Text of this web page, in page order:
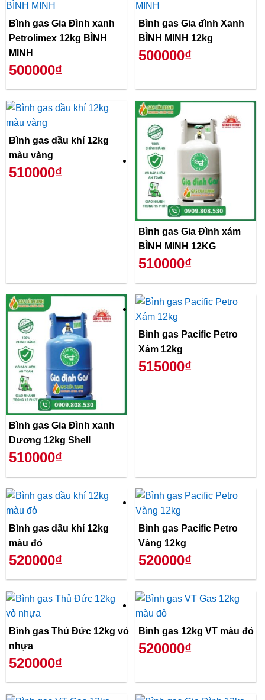
Bình gas Gia Đình xanh
Petrolimex 12kg BÌNH
MINH
500000₫
Bình gas Gia đình Xanh
BÌNH MINH 12kg
500000₫
Bình gas dầu khí 12kg
màu vàng
510000₫
Bình gas Gia Đình xám
BÌNH MINH 12KG
510000₫
Bình gas Gia Đình xanh
Dương 12kg Shell
510000₫
Bình gas Pacific Petro
Xám 12kg
515000₫
Bình gas dầu khí 12kg
màu đỏ
520000₫
Bình gas Pacific Petro
Vàng 12kg
520000₫
Bình gas Thủ Đức 12kg vỏ
nhựa
520000₫
Bình gas 12kg VT màu đỏ
520000₫